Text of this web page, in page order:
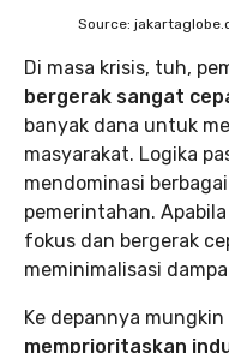
Source:
Di masa krisis, tuh,
bergerak sangat
banyak dana untuk
masyarakat. Logika
mendominasi
pemerintahan.
fokus dan bergerak
meminimalisasi
Ke depannya
memprioritaskan